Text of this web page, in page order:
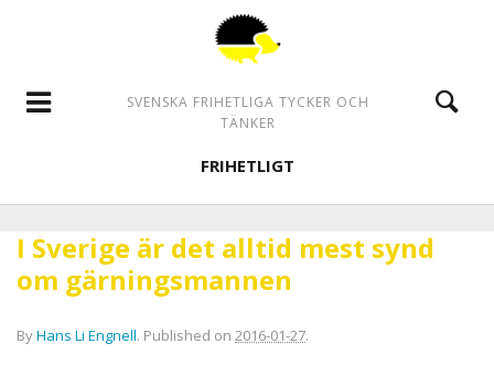
SVENSKA FRIHETLIGA TYCKER OCH
TÄNKER
FRIHETLIGT
I Sverige är det alltid mest synd
om gärningsmannen
ByHans Li Engnell. Published on 2016-01-27.